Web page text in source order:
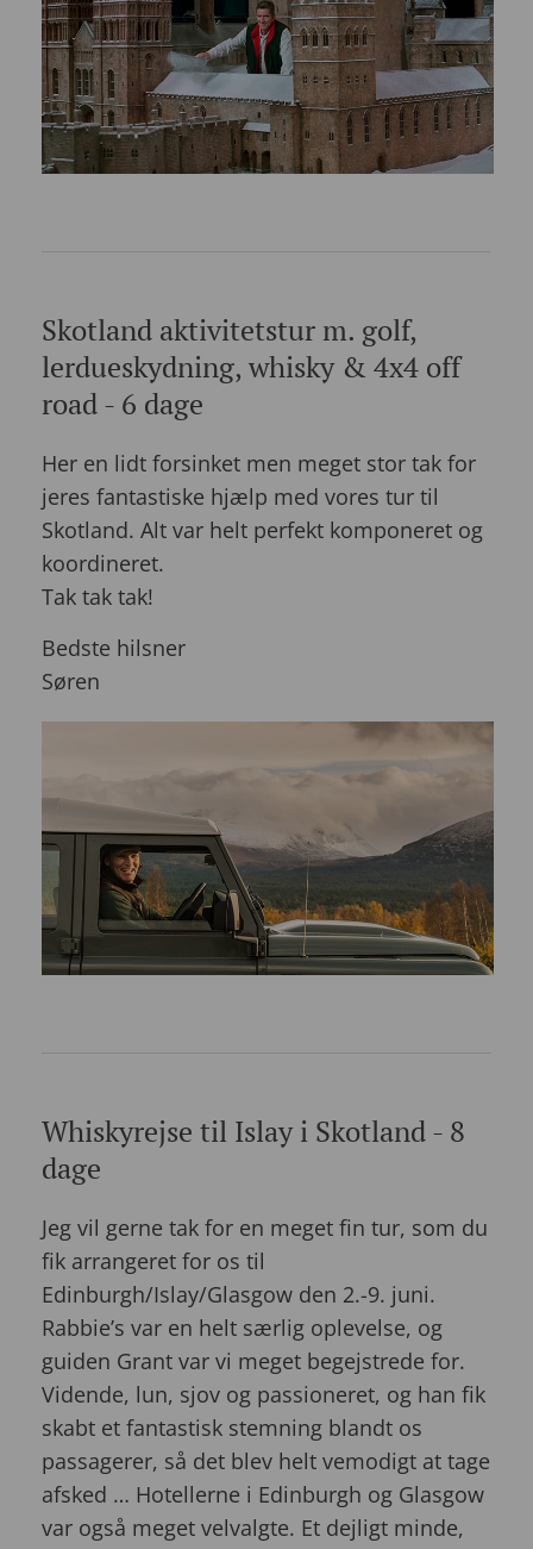
Skotland aktivitetstur m. golf,
lerdueskydning, whisky & 4x4 off
road - 6 dage
Her en lidt forsinket men meget stor tak for
jeres fantastiske hjælp med vores tur til
Skotland. Alt var helt perfekt komponeret og
koordineret.
Tak tak tak!
Bedste hilsner
Søren
Whiskyrejse til Islay i Skotland - 8
dage
Jeg vil gerne tak for en meget fin tur, som du
fik arrangeret for os til
Edinburgh/Islay/Glasgow den 2.-9. juni.
Rabbie’s var en helt særlig oplevelse, og
guiden Grant var vi meget begejstrede for.
Vidende, lun, sjov og passioneret, og han fik
skabt et fantastisk stemning blandt os
passagerer, så det blev helt vemodigt at tage
afsked … Hotellerne i Edinburgh og Glasgow
var også meget velvalgte. Et dejligt minde,